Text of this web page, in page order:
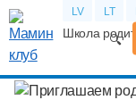
LV LT
Школа